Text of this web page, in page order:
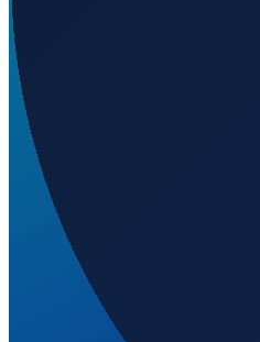
Wird geladen...
Vancouver